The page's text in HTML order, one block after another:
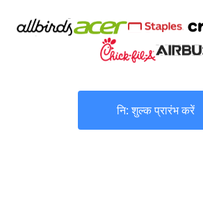
नि: शुल्क प्रारंभ करें